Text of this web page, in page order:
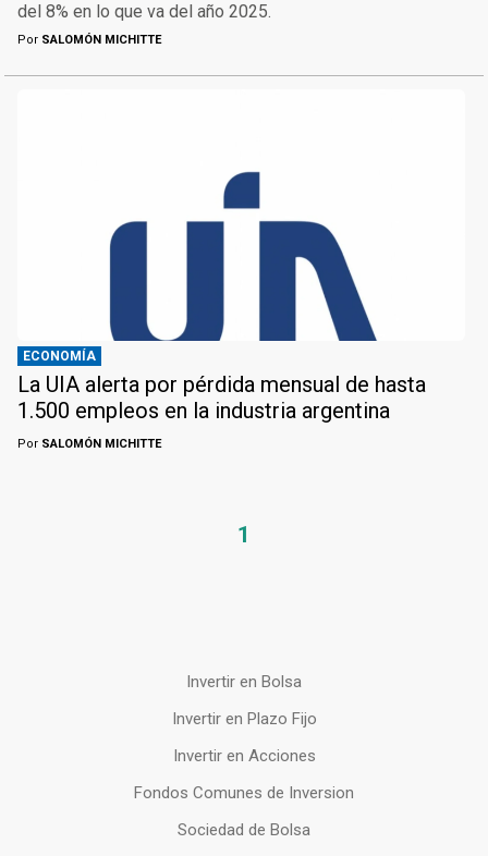
del 8% en lo que va del año 2025.
Por SALOMÓN MICHITTE
ECONOMÍA
La UIA alerta por pérdida mensual de hasta
1.500 empleos en la industria argentina
Por SALOMÓN MICHITTE
1
Invertir en Bolsa
Invertir en Plazo Fijo
Invertir en Acciones
Fondos Comunes de Inversion
Sociedad de Bolsa